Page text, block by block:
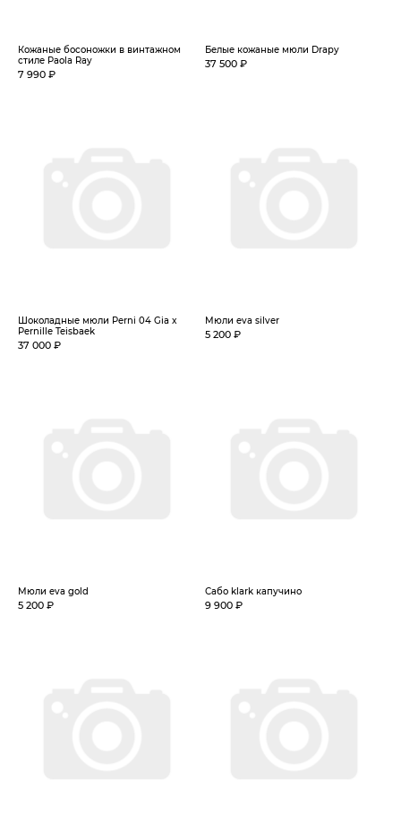
Кожаные босоножки в винтажном
стиле Paola Ray
7 990 ₽
Белые кожаные мюли Drapy
37 500 ₽
Шоколадные мюли Perni 04 Gia x
Pernille Teisbaek
37 000 ₽
Мюли eva silver
5 200 ₽
Мюли eva gold
5 200 ₽
Сабо klark капучино
9 900 ₽